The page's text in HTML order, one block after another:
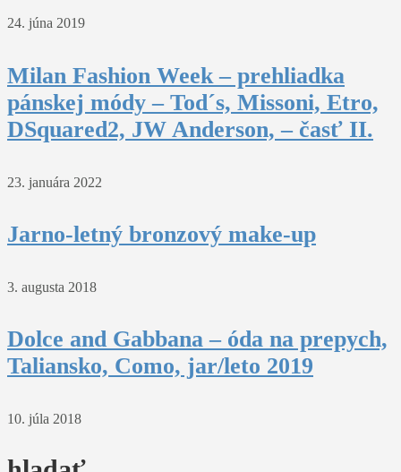
24. júna 2019
Milan Fashion Week – prehliadka
pánskej módy – Tod´s, Missoni, Etro,
DSquared2, JW Anderson, – časť II.
23. januára 2022
Jarno-letný bronzový make-up
3. augusta 2018
Dolce and Gabbana – óda na prepych,
Taliansko, Como, jar/leto 2019
10. júla 2018